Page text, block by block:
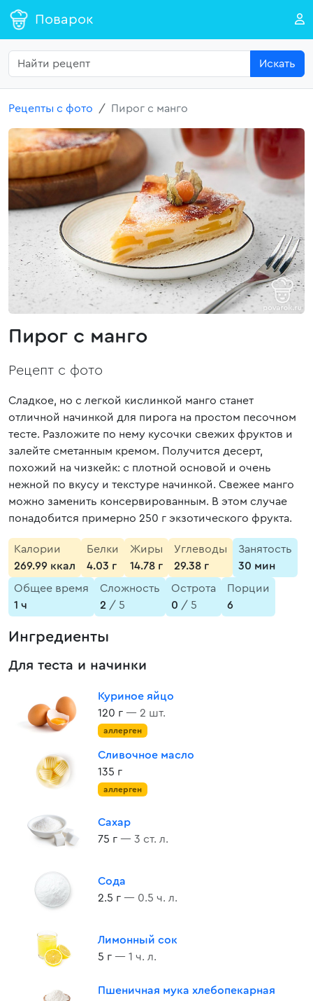
Поварок
Искать
Рецепты с фото Пирог с манго
Пирог с манго
Рецепт с фото
Сладкое, но с легкой кислинкой манго станет
отличной начинкой для пирога на простом песочном
тесте. Разложите по нему кусочки свежих фруктов и
залейте сметанным кремом. Получится десерт,
похожий на чизкейк: с плотной основой и очень
нежной по вкусу и текстуре начинкой. Свежее манго
можно заменить консервированным. В этом случае
понадобится примерно 250 г экзотического фрукта.
Калории
269.99 ккал
Белки
4.03 г
Жиры
14.78 г
Углеводы
29.38 г
Занятость
30 мин
Общее время
1 ч
Сложность
2 / 5
Острота
0 / 5
Порции
6
Ингредиенты
Для теста и начинки
Куриное яйцо
120 г — 2 шт.
аллерген
Сливочное масло
135 г
аллерген
Сахар
75 г — 3 ст. л.
Сода
2.5 г — 0.5 ч. л.
Лимонный сок
5 г — 1 ч. л.
Пшеничная мука хлебопекарная